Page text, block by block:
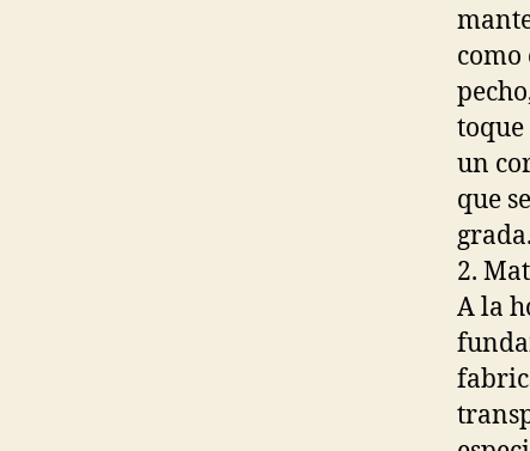
como
toque
un
que
grada.
2.
A la